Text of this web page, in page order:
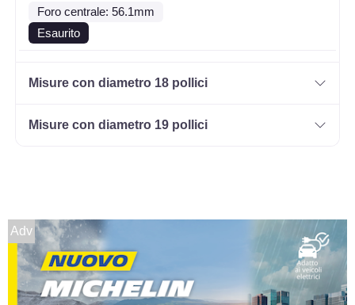
Foro centrale: 56.1mm
Esaurito
Foro centrale: 72.6mm
Foro centrale: 76mm
Esaurito
MAK Fatale Silver 5 fori
Misure con diametro 18 pollici
Misure con diametro 19 pollici
Adv